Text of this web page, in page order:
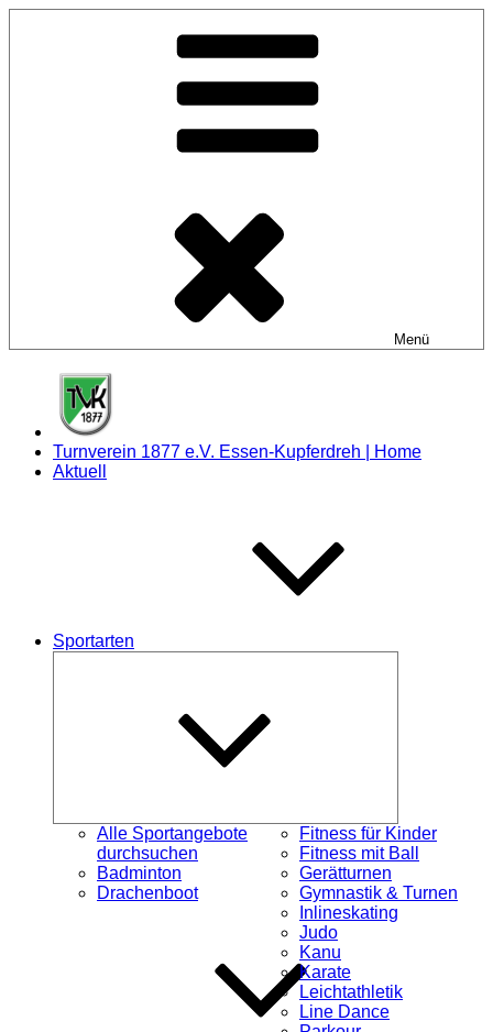
Menü
Turnverein 1877 e.V. Essen-Kupferdreh | Home
Aktuell
Sportarten
Alle Sportangebote
durchsuchen
Badminton
Drachenboot
Fitness für Kinder
Fitness mit Ball
Gerätturnen
Gymnastik & Turnen
Inlineskating
Judo
Kanu
Karate
Leichtathletik
Line Dance